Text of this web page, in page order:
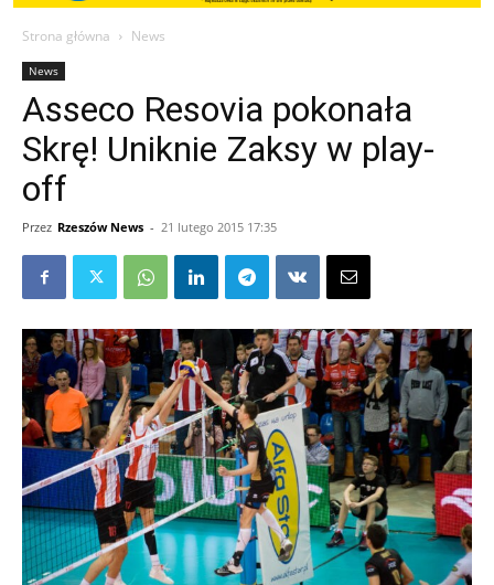
Strona główna News
News
Asseco Resovia pokonała
Skrę! Uniknie Zaksy w play-
off
Przez Rzeszów News - 21 lutego 2015 17:35